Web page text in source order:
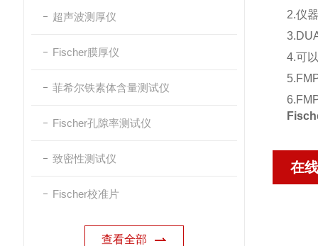
超声波测厚仪
Fischer膜厚仪
菲希尔铁素体含量测试仪
Fischer孔隙率测试仪
致密性测试仪
Fischer校准片
查看全部
2.仪
4.可
在